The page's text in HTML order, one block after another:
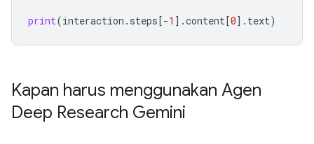
print(interaction . steps[-1 ] .content[0] . text)
Kapan harus menggunakan Agen
Deep Research Gemini